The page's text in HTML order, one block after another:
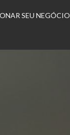
SEU NEGÓCIO